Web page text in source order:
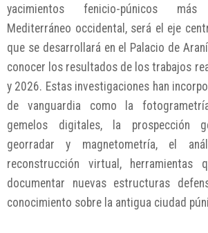
yacimientos fenicio-púnicos
Mediterráneo occidental, será el eje
que se desarrollará en el Palacio de
conocer los resultados de los trabajos
y 2026. Estas investigaciones han
de vanguardia como la
gemelos digitales, la prospección
georradar y magnetometría, el
reconstrucción virtual, herramientas
documentar nuevas estructuras
conocimiento sobre la antigua ciudad